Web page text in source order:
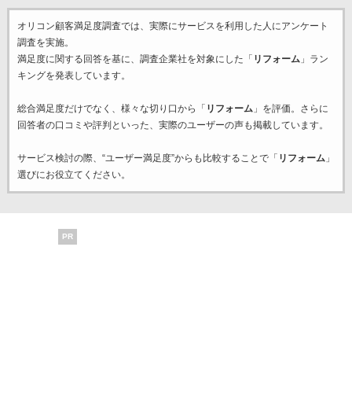
オリコン顧客満足度調査では、実際にサービスを利用した 人にアンケート
調査を実施。
満足度に関する回答を基に、調査企業社を対象にした「 リフォーム」ラン
キングを発表しています。
総合満足度だけでなく、様々な切り口から「 リフォーム」を評価。さらに
回答者の口コミや評判といった、実際のユーザーの声も掲載しています。
サービス検討の際、“ユーザー満足度”からも比較することで「 リフォーム」
選びにお役立てください。
PR